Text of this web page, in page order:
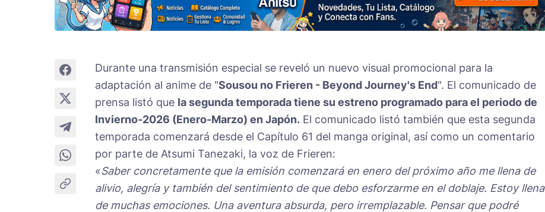
Durante una transmisión especial se reveló un nuevo visual promocional para la
adaptación al anime de "Sousou no Frieren - Beyond Journey's End". El comunicado de
prensa listó que la segunda temporada tiene su estreno programado para el periodo de
Invierno-2026 (Enero-Marzo) en Japón. El comunicado listó también que esta segunda
temporada comenzará desde el Capítulo 61 del manga original, así como un comentario
por parte de Atsumi Tanezaki, la voz de Frieren:
«Saber concretamente que la emisión comenzará en enero del próximo año me llena de
alivio, alegría y también del sentimiento de que debo esforzarme en el doblaje. Estoy llena
de muchas emociones. Una aventura absurda, pero irremplazable. Pensar que podré